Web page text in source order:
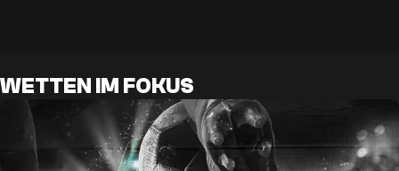
WETTEN IM FOKUS